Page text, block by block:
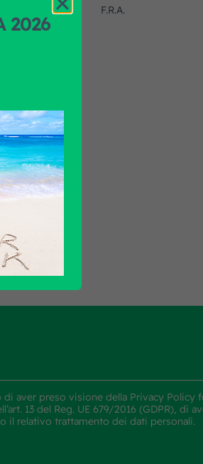
F.R.A.
di aver preso visione della Privacy Policy
13 del Reg. UE 679/2016 (GDPR), di
il relativo trattamento dei dati personali.
2026